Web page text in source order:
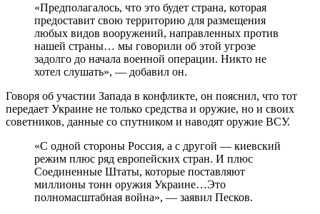
«Предполагалось, что это будет страна, которая
предоставит свою территорию для размещения
любых видов вооружений, направленных против
нашей страны… мы говорили об этой угрозе
задолго до начала военной операции. Никто не
хотел слушать», — добавил он.
Говоря об участии Запада в конфликте, он пояснил, что тот
передает Украине не только средства и оружие, но и своих
советников, данные со спутником и наводят оружие ВСУ.
«С одной стороны Россия, а с другой — киевский
режим плюс ряд европейских стран. И плюс
Соединенные Штаты, которые поставляют
миллионы тонн оружия Украине…Это
полномасштабная война», — заявил Песков.